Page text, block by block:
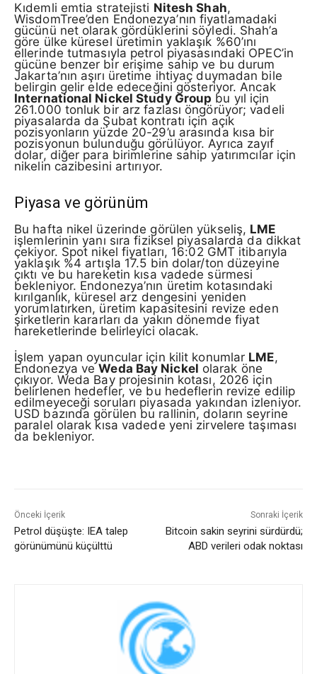
Kıdemli emtia stratejisti Nitesh Shah,
WisdomTree’den Endonezya’nın fiyatlamadaki
gücünü net olarak gördüklerini söyledi. Shah’a
göre ülke küresel üretimin yaklaşık %60’ını
ellerinde tutmasıyla petrol piyasasındaki OPEC’in
gücüne benzer bir erişime sahip ve bu durum
Jakarta’nın aşırı üretime ihtiyaç duymadan bile
belirgin gelir elde edeceğini gösteriyor. Ancak
International Nickel Study Group bu yıl için
261.000 tonluk bir arz fazlası öngörüyor; vadeli
piyasalarda da Şubat kontratı için açık
pozisyonların yüzde 20-29’u arasında kısa bir
pozisyonun bulunduğu görülüyor. Ayrıca zayıf
dolar, diğer para birimlerine sahip yatırımcılar için
nikelin cazibesini artırıyor.
Piyasa ve görünüm
Bu hafta nikel üzerinde görülen yükseliş, LME
işlemlerinin yanı sıra fiziksel piyasalarda da dikkat
çekiyor. Spot nikel fiyatları, 16:02 GMT itibarıyla
yaklaşık %4 artışla 17.5 bin dolar/ton düzeyine
çıktı ve bu hareketin kısa vadede sürmesi
bekleniyor. Endonezya’nın üretim kotasındaki
kırılganlık, küresel arz dengesini yeniden
yorumlatırken, üretim kapasitesini revize eden
şirketlerin kararları da yakın dönemde fiyat
hareketlerinde belirleyici olacak.
İşlem yapan oyuncular için kilit konumlar LME,
Endonezya veWeda Bay Nickel olarak öne
çıkıyor. Weda Bay projesinin kotası, 2026 için
belirlenen hedefler, ve bu hedeflerin revize edilip
edilmeyeceği soruları piyasada yakından izleniyor.
USD bazında görülen bu rallinin, doların seyrine
paralel olarak kısa vadede yeni zirvelere taşıması
da bekleniyor.
Önceki İçerik
Petrol düşüşte: IEA talep
görünümünü küçülttü
Sonraki İçerik
Bitcoin sakin seyrini sürdürdü;
ABD verileri odak noktası